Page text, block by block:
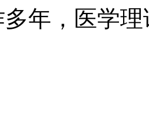
年，医学理